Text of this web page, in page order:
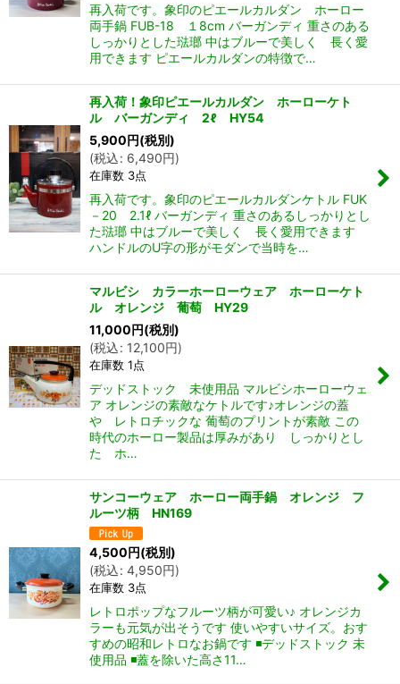
再入荷です。象印のピエールカルダン ホーロー
両手鍋 FUB-18 １8cm バーガンディ 重さのある
しっかりとした琺瑯 中はブルーで美しく 長く愛
用できます ピエールカルダンの特徴で…
再入荷！象印ピエールカルダン ホーローケト
ル バーガンディ 2ℓ HY54
5,900円(税別)
(税込: 6,490円)
在庫数 3点
再入荷です。象印のピエールカルダンケトル FUK
－20 2.1ℓ バーガンディ 重さのあるしっかりとし
た琺瑯 中はブルーで美しく 長く愛用できます
ハンドルのU字の形がモダンで当時を…
マルビシ カラーホーローウェア ホーローケト
ル オレンジ 葡萄 HY29
11,000円(税別)
(税込: 12,100円)
在庫数 1点
デッドストック 未使用品 マルビシホーローウェ
ア オレンジの素敵なケトルです♪オレンジの蓋
や レトロチックな 葡萄のプリントが素敵 この
時代のホーロー製品は厚みがあり しっかりとし
た ホ…
サンコーウェア ホーロー両手鍋 オレンジ フ
ルーツ柄 HN169
4,500円(税別)
(税込: 4,950円)
在庫数 3点
レトロポップなフルーツ柄が可愛い♪ オレンジカ
ラーも元気が出そうです 使いやすいサイズ。おす
すめの昭和レトロなお鍋です ◾️デッドストック 未
使用品 ◾️蓋を除いた高さ11…